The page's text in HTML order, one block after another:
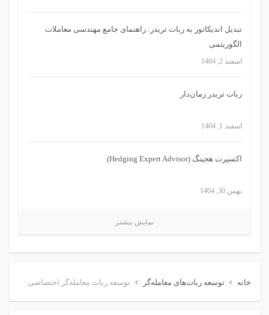
تبدیل اندیکاتور به ربات تریدر: راهنمای جامع مهندسی معاملات
الگوریتمی
اسفند 2, 1404
ربات تریدر زمان‌دار
اسفند 1, 1404
اکسپرت هجینگ (Hedging Expert Advisor)
بهمن 30, 1404
نمایش بیشتر
خانه › توسعه ربات‌های معامله‌گر › توسعه ربات معامله‌گر اختصاصی